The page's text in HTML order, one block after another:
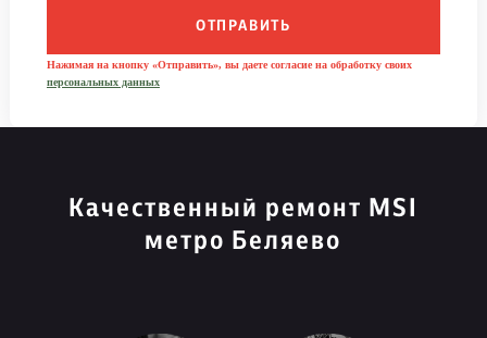
ОТПРАВИТЬ
Нажимая на кнопку «Отправить», вы даете согласие на обработку своих
персональных данных
Качественный ремонт MSI
метро Беляево